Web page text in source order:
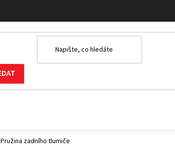
Pružina zadního tlumiče